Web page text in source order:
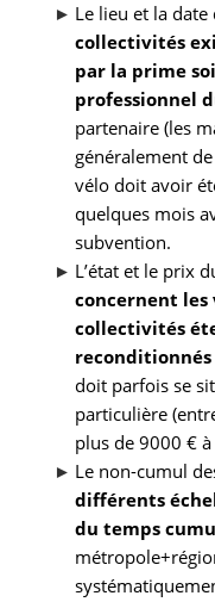
Le lieu et la date
collectivités
par la prime
professionnel
partenaire (les
généralement
vélo doit avoir
quelques mois
subvention.
L’état et le prix
concernent les
collectivités
reconditionnés
doit parfois se
particulière
plus de 9000 €
Le non-cumul
différents
du temps